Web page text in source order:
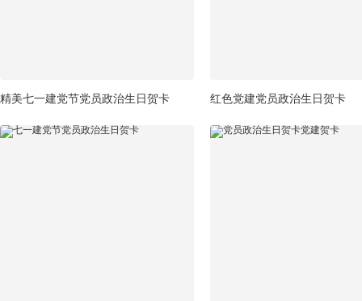
精美七一建党节党员政治生日贺卡 红色党建党员政治生日贺卡